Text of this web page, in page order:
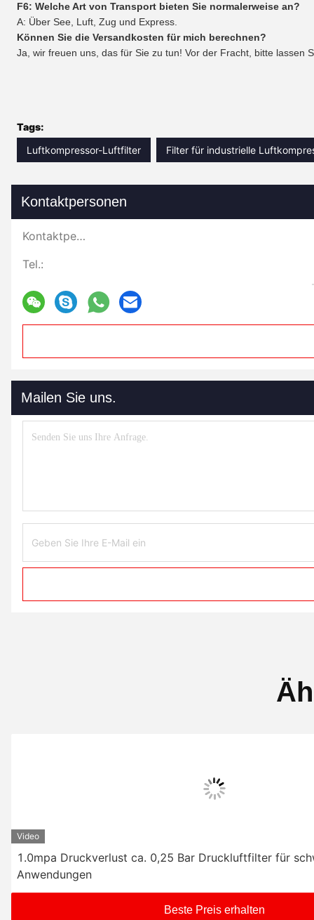
F6: Welche Art von Transport bieten Sie normalerweise an?
A: Über See, Luft, Zug und Express.
Können Sie die Versandkosten für mich berechnen?
Ja, wir freuen uns, das für Sie zu tun! Vor der Fracht, bitte lassen
Tags:
Luftkompressor-Luftfilter
Filter für industrielle
Kontaktpersonen
Kontaktpersonen:
Tel.:
Mailen Sie uns.
Video
1.0mpa Druckverlust ca. 0,25 Bar Druckluftfilter für
Anwendungen
Beste Preis erhalten